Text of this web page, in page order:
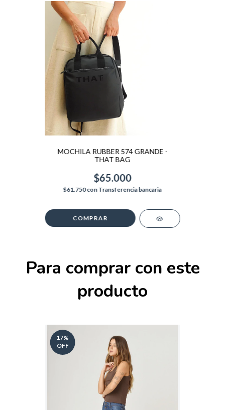
MOCHILA RUBBER 574 GRANDE -
THAT BAG
$65.000
$61.750conTransferencia bancaria
COMPRAR
Para comprar con este
producto
17%
OFF